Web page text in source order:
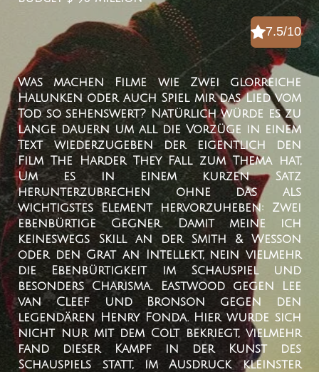
7.5/10
Was machen Filme wie Zwei glorreiche
Halunken oder auch Spiel mir das Lied vom
Tod so sehenswert? Natürlich würde es zu
lange dauern um all die Vorzüge in einem
Text wiederzugeben der eigentlich den
Film The Harder They Fall zum Thema hat,
Um es in einem kurzen Satz
herunterzubrechen ohne das als
wichtigstes Element hervorzuheben: Zwei
ebenbürtige Gegner. Damit meine ich
keineswegs Skill an der Smith & Wesson
oder den Grat an Intellekt, nein vielmehr
die Ebenbürtigkeit im Schauspiel und
besonders Charisma. Eastwood gegen Lee
van Cleef und Bronson gegen den
legendären Henry Fonda. Hier wurde sich
nicht nur mit dem Colt bekriegt, vielmehr
fand dieser Kampf in der Kunst des
Schauspiels statt, im Ausdruck kleinster